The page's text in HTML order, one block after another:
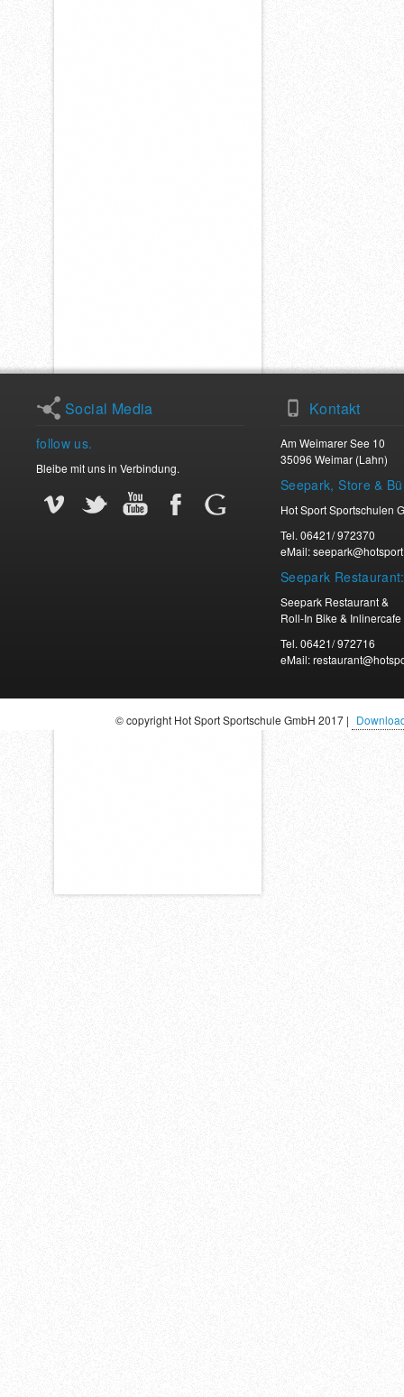
Social Media
follow us.
Bleibe mit uns in Verbindung.
Vimeo
Twitter Youtube Facebook Facebook
Kontakt
Am Weimarer See 10
35096 Weimar (Lahn)
Seepark, Store &
Hot Sport Sportschulen
Tel. 06421/ 972370
eMail:
Seepark Restaurant:
Seepark Restaurant &
Roll-In Bike & Inlinercafe
Tel. 06421/ 972716
eMail:
© copyright Hot Sport Sportschule GmbH 2017 |